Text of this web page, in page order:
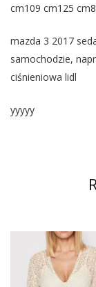
cm109 cm125
mazda 3 2017
samochodzie,
ciśnieniowa lidl
yyyyy